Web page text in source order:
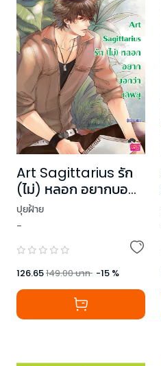
Art Sagittarius รัก
(ไม่) หลอก อยากบอ
กว่าเลิฟยู ชุด Prince
of Zodiac
ปุยฝ้าย
-
126.65149.00บาท -15 %